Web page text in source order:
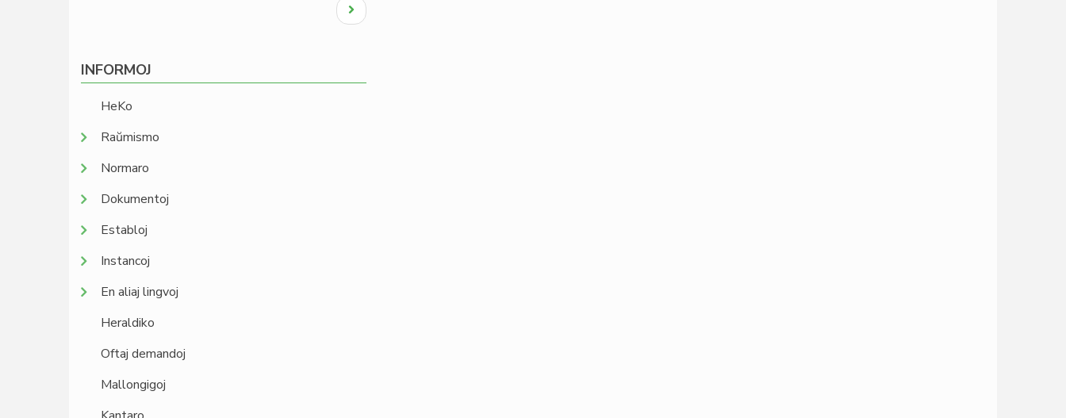
Next
page
INFORMOJ
HeKo
Raŭmismo
Normaro
Dokumentoj
Establoj
Instancoj
En aliaj lingvoj
Heraldiko
Oftaj demandoj
Mallongigoj